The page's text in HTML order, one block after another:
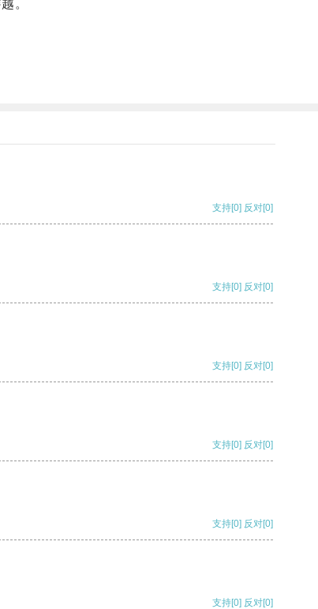
。
支持[0] 反对[0]
支持[0] 反对[0]
支持[0] 反对[0]
支持[0] 反对[0]
支持[0] 反对[0]
支持[0] 反对[0]